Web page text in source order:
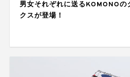
男女それぞれに送るKOMONOの
クスが登場！